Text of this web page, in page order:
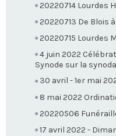
20220714 Lourdes
20220713 De Blois
20220715 Lourdes
4 juin 2022
Synode sur la
30 avril - 1er mai
8 mai 2022
20220506
17 avril 2022 -